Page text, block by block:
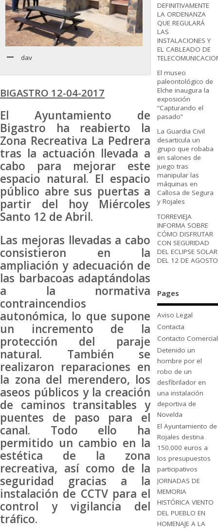
dav
BIGASTRO 12-04-2017
El Ayuntamiento de
Bigastro ha reabierto la
Zona Recreativa La Pedrera
tras la actuación llevada a
cabo para mejorar este
espacio natural. El espacio
público abre sus puertas a
partir del hoy Miércoles
Santo 12 de Abril.
Las mejoras llevadas a cabo
consistieron en la
ampliación y adecuación de
las barbacoas adaptándolas
a la normativa
contraincendios
autonómica, lo que supone
un incremento de la
protección del paraje
natural. También se
realizaron reparaciones en
la zona del merendero, los
aseos públicos y la creación
de caminos transitables y
puentes de paso para el
canal. Todo ello ha
permitido un cambio en la
estética de la zona
recreativa, así como de la
seguridad gracias a la
instalación de CCTV para el
control y vigilancia del
tráfico.
DEFINITIVAMENTE
LA ORDENANZA
QUE REGULARÁ
LAS
INSTALACIONES Y
EL CABLEADO DE
El museo
paleontológico de
Elche inaugura la
exposición
“Capturando el
pasado”
La Guardia Civil
desarticula un
grupo que robaba
en salones de
juego tras
manipular las
máquinas en
Callosa de Segura
y Rojales
TORREVIEJA
INFORMA SOBRE
CÓMO DISFRUTAR
CON SEGURIDAD
DEL ECLIPSE SOLAR
DEL 12 DE AGOSTO
Pages
Aviso Legal
Contacta
Contacto Comercial
Detenido un
hombre por el
robo de un
desfibrilador en
una instalación
deportiva de
Novelda
El Ayuntamiento de
Rojales destina
150.000 euros a
los presupuestos
participativos
JORNADAS DE
MEMORIA
HISTÓRICA VIENTO
DEL PUEBLO EN
HOMENAJE A LA